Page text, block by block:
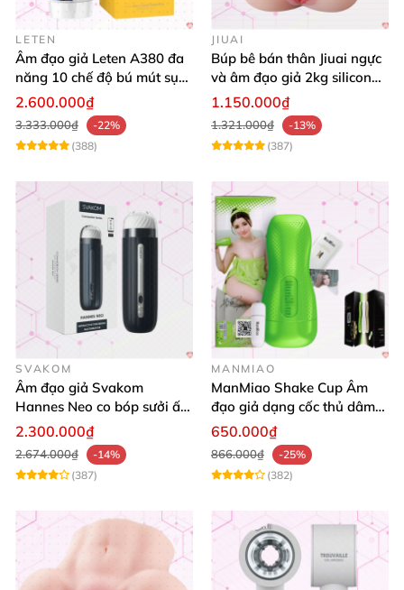
LETEN
Âm đạo giả Leten A380 đa
năng 10 chế độ bú mút sục
mạnh
2.600.000₫
3.333.000₫
-22%
(388)
JIUAI
Búp bê bán thân Jiuai ngực
và âm đạo giả 2kg silicon
nguyên khối cao cấp
1.150.000₫
1.321.000₫
-13%
(387)
SVAKOM
Âm đạo giả Svakom
Hannes Neo co bóp sưởi ấm
siêu mềm điều khiển app
2.300.000₫
2.674.000₫
-14%
(387)
MANMIAO
ManMiao Shake Cup Âm
đạo giả dạng cốc thủ dâm
nhỏ gọn mềm như thật
650.000₫
866.000₫
-25%
(382)